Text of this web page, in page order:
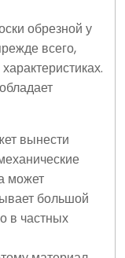
обрезной у
всего,
вынести
может
большой
в частных